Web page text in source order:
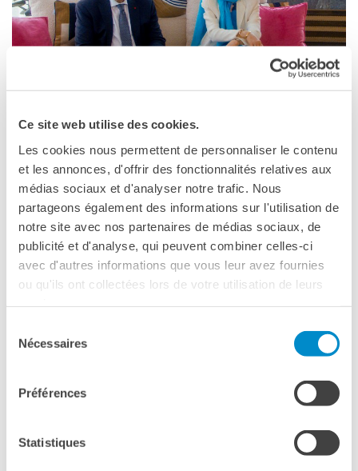
Ce site web utilise des cookies.
Les cookies nous permettent de personnaliser le contenu
et les annonces, d'offrir des fonctionnalités relatives aux
médias sociaux et d'analyser notre trafic. Nous
partageons également des informations sur l'utilisation de
notre site avec nos partenaires de médias sociaux, de
publicité et d'analyse, qui peuvent combiner celles-ci
avec d'autres informations que vous leur avez fournies
ou qu'ils ont collectées lors de votre utilisation de leurs
Nécessaires
Préférences
Statistiques
LIBRI
"DÉBAT D'IDÉES"
Doppi titoli
Borse di studio e di
ricerca
YEP - Young Entrepreneurs
Programme
CHI SIAMO
Contatti
Organigramma
Lavorare con noi
Appalti pubblici, gare
09 aprile, 20:00
Cinema Modernissimo
Piazza Re Enzo, 40125
Bologna
Vedere la mappa
Il9 aprilealle 20:00, alCinema Modernissimo , il regista
Thierry Klifa in presenza di Marina Foïs
presenteranno inanteprima italiana,LA FEMME LA PLUS